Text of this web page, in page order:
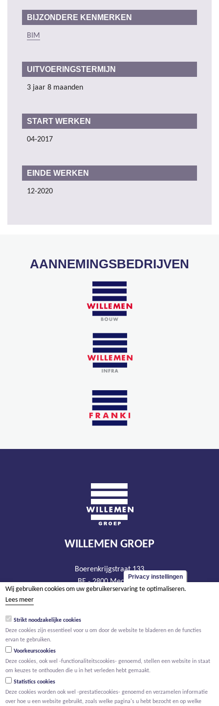
BIJZONDERE KENMERKEN
BIM
UITVOERINGSTERMIJN
3 jaar 8 maanden
START WERKEN
04-2017
EINDE WERKEN
12-2020
AANNEMINGSBEDRIJVEN
WILLEMEN GROEP
Boerenkrijgstraat 133
BE - 2800 Mechelen
tel +32 15 569 965
BTW BE 0466.256.432
Privacy instellingen
Wij gebruiken cookies om uw gebruikerservaring te optimaliseren.
Lees meer
Strikt noodzakelijke cookies
Deze cookies zijn essentieel voor u om door de website te bladeren en de functies
ervan te gebruiken.
Voorkeurscookies
Deze cookies, ook wel -functionaliteitscookies- genoemd, stellen een website in staat
om keuzes te onthouden die u in het verleden hebt gemaakt.
Statistics cookies
Deze cookies worden ook wel -prestatiecookies- genoemd en verzamelen informatie
over hoe u een website gebruikt, zoals welke pagina's u hebt bezocht en op welke